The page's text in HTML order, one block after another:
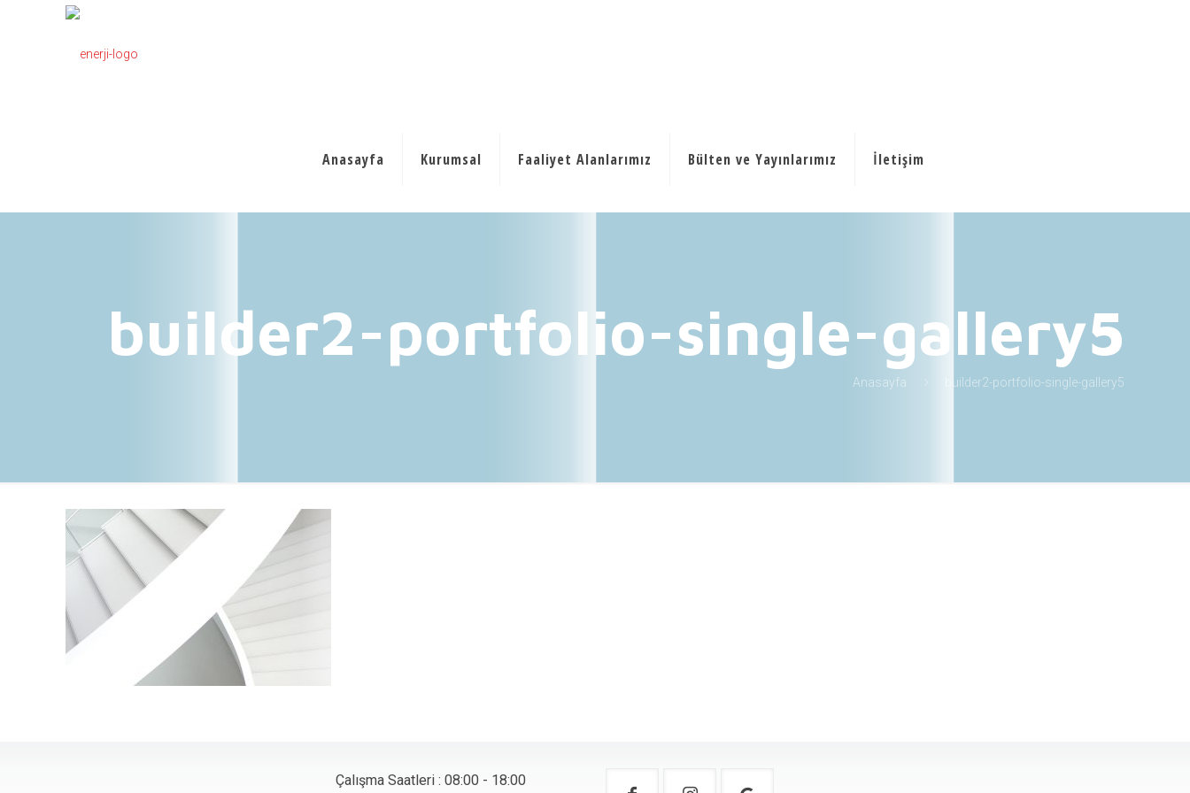
Anasayfa Kurumsal Faaliyet Alanlarımız Bülten ve Yayınlarımız İletişim
builder2-portfolio-single-gallery5
Anasayfa builder2-portfolio-single-gallery5
Çalışma Saatleri : 08:00 - 18:00